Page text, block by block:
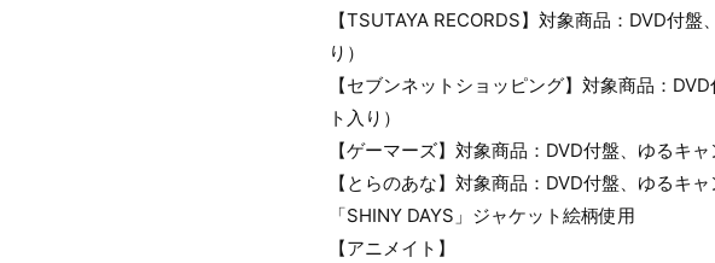
【TSUTAYA RECORDS】対象商品：DVD付
り）
【セブンネットショッピング】対象商品：
ト入り）
【ゲーマーズ】対象商品：DVD付盤、ゆるキ
【とらのあな】対象商品：DVD付盤、ゆる
「SHINY DAYS」ジャケット絵柄使用
【アニメイト】